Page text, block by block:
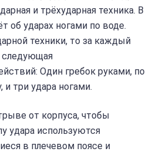
и трёхударная техника. В
об ударах ногами по воде.
техники, то за каждый
следующая
Один гребок руками, по
три удара ногами.
от корпуса, чтобы
удара используются
в плечевом поясе и